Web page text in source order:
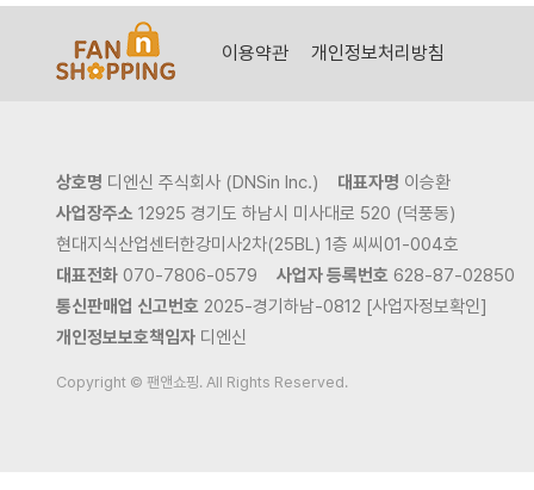
이용약관 개인정보처리방침
상호명 디엔신 주식회사 (DNSin Inc.) 대표자명 이승환
사업장주소 12925 경기도 하남시 미사대로 520 (덕풍동)
현대지식산업센터한강미사2차(25BL) 1층 씨씨01-004호
대표전화 070-7806-0579 사업자 등록번호 628-87-02850
통신판매업 신고번호 2025-경기하남-0812 [사업자정보확인]
개인정보보호책임자 디엔신
Copyright © 팬앤쇼핑. All Rights Reserved.